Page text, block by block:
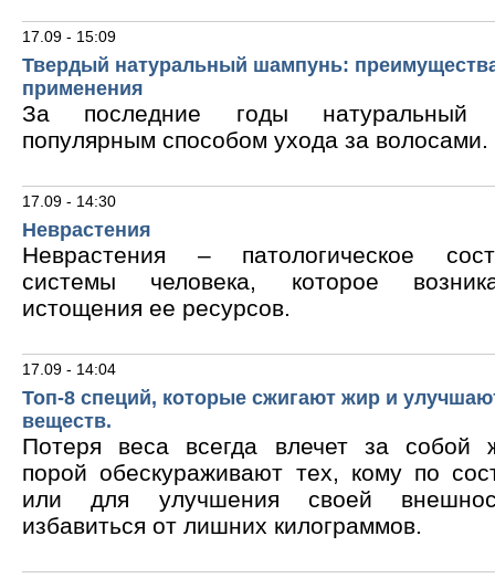
17.09 - 15:09
Твердый натуральный шампунь:
применения
За последние годы натуральный
популярным способом ухода за волосами.
17.09 - 14:30
Неврастения
Неврастения – патологическое
системы человека, которое
истощения ее ресурсов.
17.09 - 14:04
Топ-8 специй, которые сжигают жир и
веществ.
Потеря веса всегда влечет за собой
порой обескураживают тех, кому по
или для улучшения своей
избавиться от лишних килограммов.